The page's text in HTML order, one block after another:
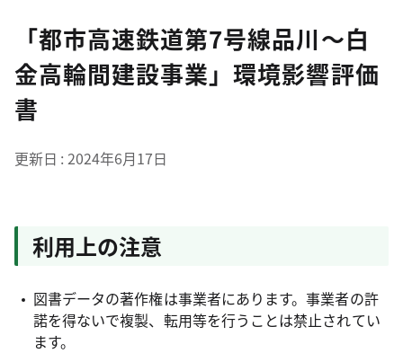
「都市高速鉄道第7号線品川～白
金高輪間建設事業」環境影響評価
書
更新日 2024年6月17日
利用上の注意
図書データの著作権は事業者にあります。事業者の許
諾を得ないで複製、転用等を行うことは禁止されてい
ます。